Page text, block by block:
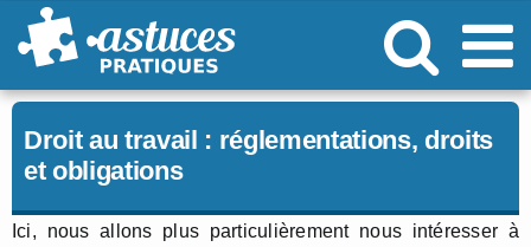
Passer
au
Droit au travail : réglementations, droits
et obligations
Ici, nous allons plus particulièrement nous intéresser à